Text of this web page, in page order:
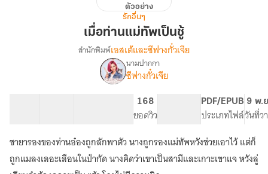
แม่ทัพ
ชู้
ตัวอย่าง
รักอื่นๆ
เมื่อท่านแม่ทัพเป็นชู้
เรื่อง
เมื่อ
แม่ทัพ
เป็น
สำนักพิมพ์เอสเต้และซีฟางกั๋วเจีย
นามปากกา
ซีฟางกั๋วเจีย
168
ยอดวิว
PDF/EPUB
ประเภทไฟล์
9 พ.
วันที่ว
ชายารองของท่านอ๋องถูกลักพาตัว นางถูกรองแม่ทัพหวังช่วยเอาไว้ แต่ก็
ถูกแมลงเลอะเลือนในป่ากัด นางคิดว่าเขาเป็นสามีและเกาะเขาแจ หวังลู่